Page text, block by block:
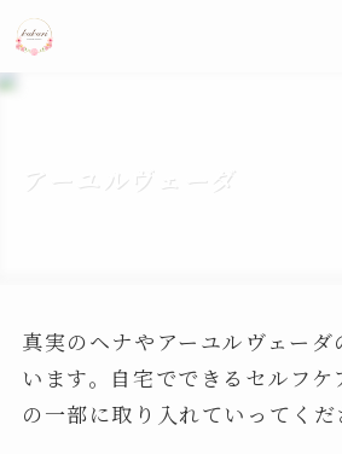
アーユルヴェーダ
真実のヘナやアーユルヴェー
います。自宅でできるセルフ
の一部に取り入れていってくだ